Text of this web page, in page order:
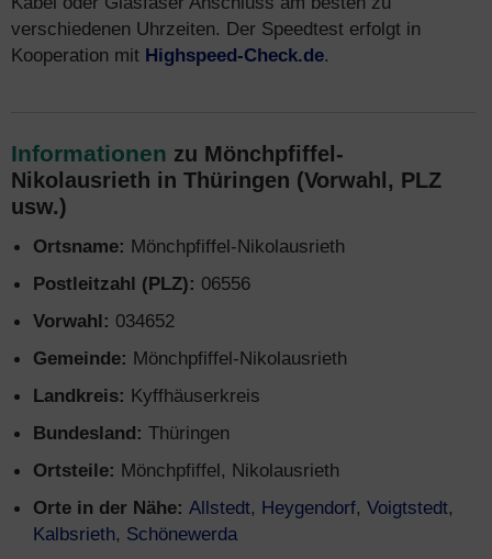
verschiedenen Uhrzeiten. Der Speedtest erfolgt in
Kooperation mit Highspeed-Check.de.
Informationen zu Mönchpfiffel-
Nikolausrieth in Thüringen (Vorwahl, PLZ
usw.)
Ortsname: Mönchpfiffel-Nikolausrieth
Postleitzahl (PLZ): 06556
Vorwahl: 034652
Gemeinde: Mönchpfiffel-Nikolausrieth
Landkreis: Kyffhäuserkreis
Bundesland: Thüringen
Ortsteile: Mönchpfiffel, Nikolausrieth
Orte in der Nähe: Allstedt, Heygendorf, Voigtstedt,
Kalbsrieth, Schönewerda